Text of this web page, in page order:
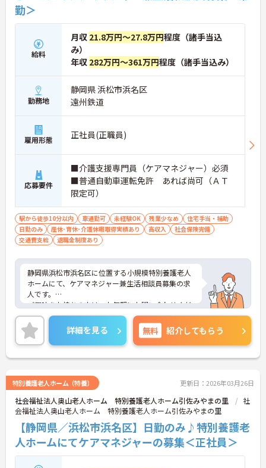
勤＞
給料
月収 21.8万円～27.8万円程度（諸手当込
み）
年収 282万円～361万円程度（諸手当込み）
勤務地
静岡県 浜松市浜名区
遠州鉄道
雇用形態 正社員(正職員)
応募要件
■介護支援専門員（ケアマネジャー）必須
■普通自動車運転免許 あれば尚可（ＡＴ
限定可）
駅から徒歩10分以内 車通勤可 未経験OK 残業少なめ
住宅手当・補助
日勤のみ
産休･育休･介護休暇取得実績あり 高収入
社会保険完備
交通費支給
退職金制度あり
静岡県浜松市浜名区に位置する小規模特別養護老人
ホームにて、ケアマネジャー兼生活相談員募集の求
人です。
ご興味をお持ちの方は、お気軽にお問い合わせくだ
さい。
詳細を見る 無料 紹介してもらう
特別養護老人ホーム（特養） 更新日：2026年03月26日
社会福祉法人奥山老人ホーム 特別養護老人ホーム引佐みやまの里
社
会福祉法人奥山老人ホーム 特別養護老人ホーム引佐みやまの里
【静岡県／浜松市浜名区】日勤のみ♪特別養護老
人ホームにてケアマネジャーの募集＜正社員＞